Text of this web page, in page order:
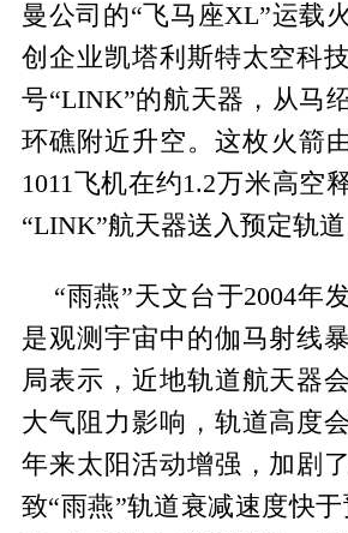
曼公司的“飞马座XL”运载
创企业凯塔利斯特太空科
号“LINK”的航天器，从马
环礁附近升空。这枚火箭
1011飞机在约1.2万米高空
“LINK”航天器送入预定轨道
“雨燕”天文台于2004年
是观测宇宙中的伽马射线
局表示，近地轨道航天器
大气阻力影响，轨道高度
年来太阳活动增强，加剧
致“雨燕”轨道衰减速度快